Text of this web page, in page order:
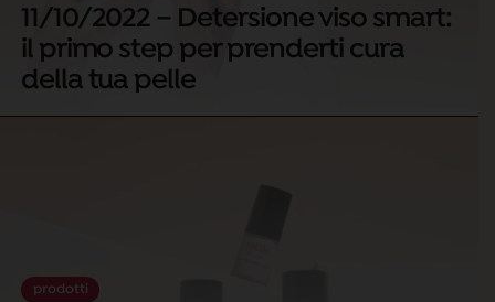
11/10/2022 – Detersione viso smart:
il primo step per prenderti cura
della tua pelle
prodotti